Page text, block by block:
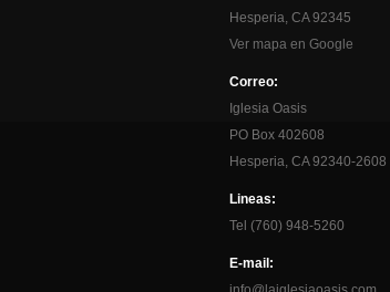
Hesperia, CA 92345
Ver mapa en Google
Correo:
Iglesia Oasis
PO Box 402608
Hesperia, CA 92340-2608
Lineas:
Tel (760) 948-5260
E-mail: